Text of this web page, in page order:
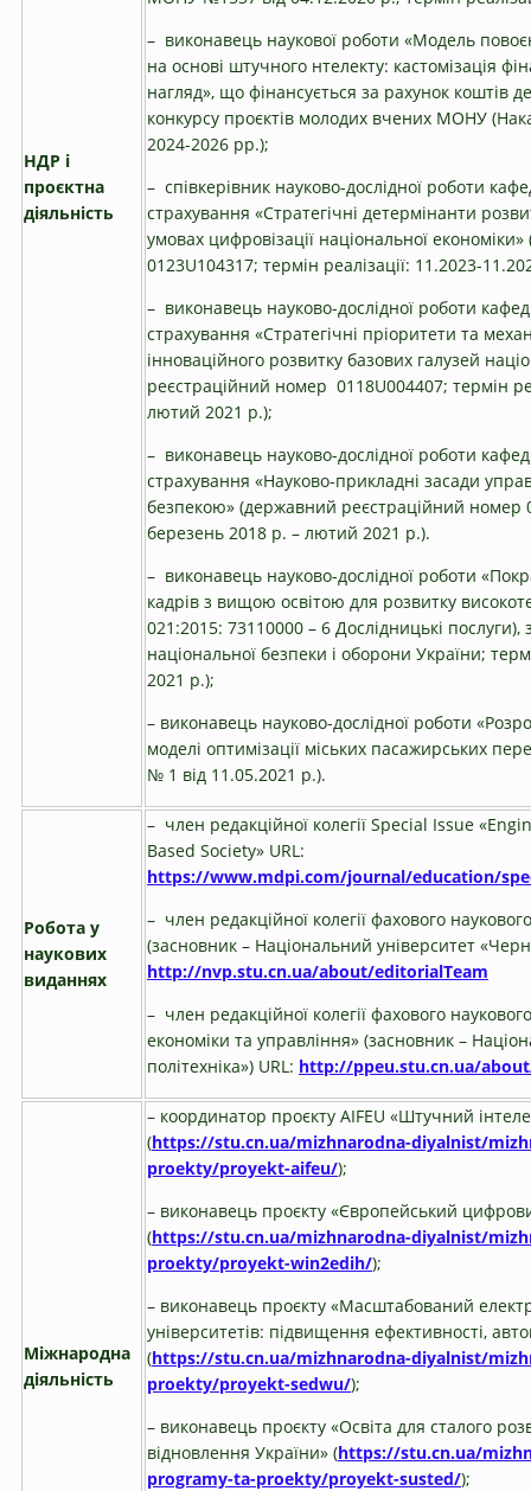
НДР і
проєктна
діяльність
– виконавець наукової роботи «Модель
на основі штучного нтелекту: кастомізація
нагляд», що фінансується за рахунок коштів
конкурсу проєктів молодих вчених МОНУ
2024-2026 рр.);
– співкерівник науково-дослідної роботи
страхування «Стратегічні детермінанти
умовах цифровізації національної
0123U104317; термін реалізації: 11.2023-
– виконавець науково-дослідної роботи
страхування «Стратегічні пріоритети та
інноваційного розвитку базових галузей
реєстраційний номер 0118U004407; термін
лютий 2021 р.);
– виконавець науково-дослідної роботи
страхування «Науково-прикладні засади
безпекою» (державний реєстраційний номер
березень 2018 р. – лютий 2021 р.).
– виконавець науково-дослідної роботи
кадрів з вищою освітою для розвитку
021:2015: 73110000 – 6 Дослідницькі
національної безпеки і оборони України;
2021 р.);
– виконавець науково-дослідної роботи
моделі оптимізації міських пасажирських
№ 1 від 11.05.2021 р.).
Робота у
наукових
виданнях
– член редакційної колегії Special Issue
Based Society» URL:
https://www.mdpi.com/journal/education/
– член редакційної колегії фахового
(засновник – Національний університет
http://nvp.stu.cn.ua/about/editorialTeam
– член редакційної колегії фахового
економіки та управління» (засновник –
політехніка») URL: http://ppeu.stu.cn.ua/
Міжнародна
діяльність
– координатор проєкту AIFEU «Штучний
(https://stu.cn.ua/mizhnarodna-diyalnist/
proekty/proyekt-aifeu/);
– виконавець проєкту «Європейський
(https://stu.cn.ua/mizhnarodna-diyalnist/
proekty/proyekt-win2edih/);
– виконавець проєкту «Масштабований
університетів: підвищення ефективності,
(https://stu.cn.ua/mizhnarodna-diyalnist/
proekty/proyekt-sedwu/);
– виконавець проєкту «Освіта для сталого
відновлення України» (https://stu.cn.ua/
programy-ta-proekty/proyekt-susted/);